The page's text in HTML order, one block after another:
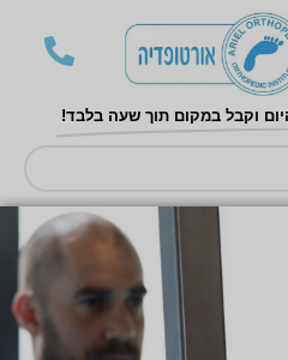
וקבל במקום תוך שעה בלבד!